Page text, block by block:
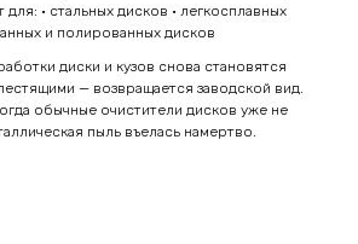
• стальных дисков • легкосплавных
и полированных дисков
диски и кузов снова становятся
— возвращается заводской вид.
обычные очистители дисков уже не
пыль въелась намертво.